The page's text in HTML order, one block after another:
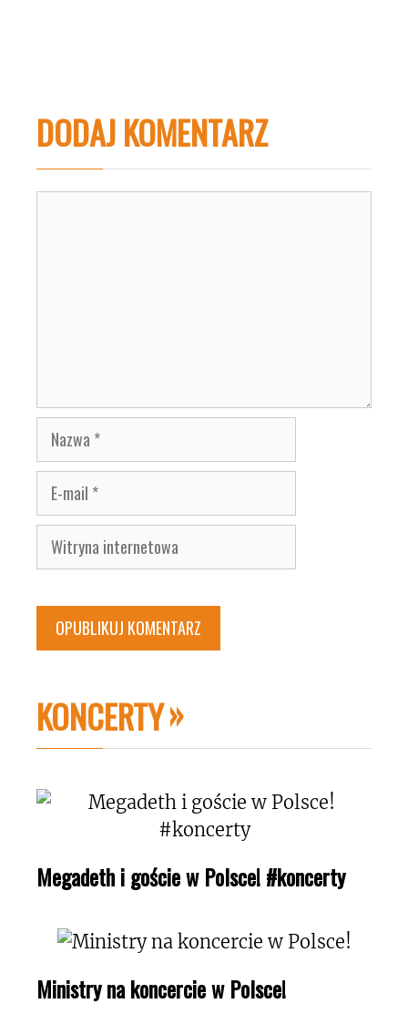
DODAJ KOMENTARZ
Nazwa
E-
mail
Witryna
internetowa
KONCERTY
Megadeth i goście w Polsce! #koncerty
Ministry na koncercie w Polsce!